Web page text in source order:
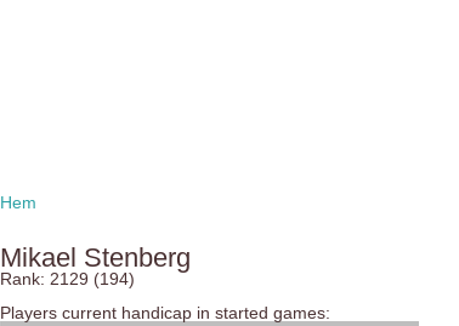
Hem
Mikael Stenberg
Rank: 2129 (194)
Players current handicap in started games: